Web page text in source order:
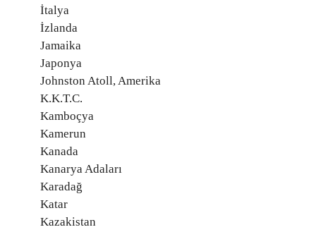
İtalya
İzlanda
Jamaika
Japonya
Johnston Atoll, Amerika
K.K.T.C.
Kamboçya
Kamerun
Kanada
Kanarya Adaları
Karadağ
Katar
Kazakistan